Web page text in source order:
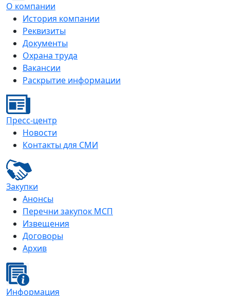
О компании
История компании
Реквизиты
Документы
Охрана труда
Вакансии
Раскрытие информации
Пресс-центр
Новости
Контакты для СМИ
Закупки
Анонсы
Перечни закупок МСП
Извещения
Договоры
Архив
Информация